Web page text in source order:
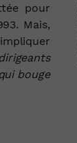
pour
Mais,
bouge